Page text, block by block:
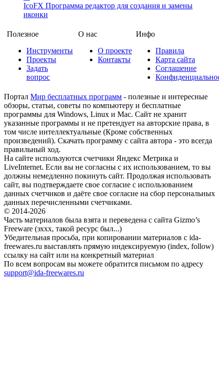
IcoFX Программа редактор для создания и замены
иконки
Полезное
Инструменты
Проекты
Задать
вопрос
О нас
О проекте
Контакты
Инфо
Правила
Карта сайта
Соглашение
Портал Мир бесплатных программ - полезные и интересные
обзоры, статьи, советы по компьютеру и бесплатные
программы для Windows, Linux и Mac. Сайт не хранит
указанные программы и не претендует на авторские права, в
том числе интеллектуальные (Кроме собственных
произведений). Скачать программу с сайта автора - это всегда
правильный ход.
На сайте используются счетчики Яндекс Метрика и
LiveInternet. Если вы не согласны с их использованием, то вы
должны немедленно покинуть сайт. Продолжая использовать
сайт, вы подтверждаете свое согласие с использованием
данных счетчиков и даёте свое согласие на сбор персональных
данных перечисленными счетчиками.
© 2014-2026
Часть материалов была взята и переведена с сайта Gizmo’s
Freeware (эххх, такой ресурс был...)
Убедительная просьба, при копировании материалов с ida-
freewares.ru выставлять прямую индексируемую (index, follow)
ссылку на сайт или на конкретный материал
По всем вопросам вы можете обратится письмом по адресу
support@ida-freewares.ru